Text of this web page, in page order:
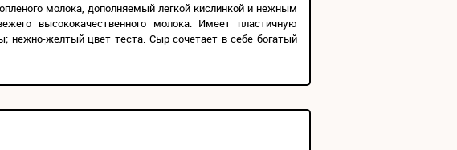
молока, дополняемый легкой кислинкой и нежным
высококачественного молока. Имеет пластичную
нежно-желтый цвет теста. Сыр сочетает в себе богатый